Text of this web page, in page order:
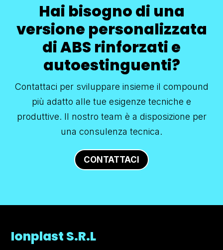
Hai bisogno di una
versione personalizzata
di ABS rinforzati e
autoestinguenti?
Contattaci per sviluppare insieme il compound
più adatto alle tue esigenze tecniche e
produttive. Il nostro team è a disposizione per
una consulenza tecnica.
CONTATTACI
Ionplast S.R.L